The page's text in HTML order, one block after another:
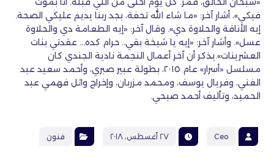
فيكي»، أشار آخر: «ما شاء الله تحفة، بجد ربنا يديم عليكي الصحة.
إيه الأناقة والحلاوة دي». وقال آخر: «إيه الطعامة دي والحلاوة
عسل». وأشار آخر: «إيه يا شيخة بقي.. حرام كده… عقدتي بنات
العشرينات».يذكر أن آخر أعمال النجمة نادية الجندي كان
مسلسل «أسرار» عام ٢٠١٥، بطولة عبير صبري، وأحمد سعيد عبد
الغني، وفريال يوسف، ومحمد مزربان، وإخراج وائل فهمي عبد
الحميد، وﺗﺄﻟﻴﻒ أحمد صبحي.
Ceo ٢٧ أغسطس، ٢٠١٨ فنون